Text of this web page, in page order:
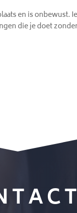
en is onbewust.
die je doet